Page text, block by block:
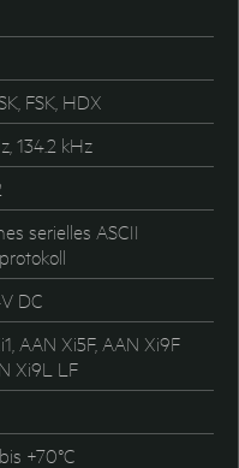
FSK, HDX
134.2 kHz
serielles ASCII
DC
AAN Xi5F, AAN Xi9F
Xi9L LF
+70°C